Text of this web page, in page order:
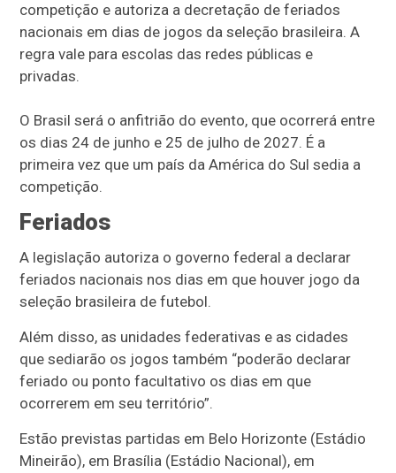
competição e autoriza a decretação de feriados
nacionais em dias de jogos da seleção brasileira. A
regra vale para escolas das redes públicas e
privadas.
O Brasil será o anfitrião do evento, que ocorrerá entre
os dias 24 de junho e 25 de julho de 2027. É a
primeira vez que um país da América do Sul sedia a
competição.
Feriados
A legislação autoriza o governo federal a declarar
feriados nacionais nos dias em que houver jogo da
seleção brasileira de futebol.
Além disso, as unidades federativas e as cidades
que sediarão os jogos também “poderão declarar
feriado ou ponto facultativo os dias em que
ocorrerem em seu território”.
Estão previstas partidas em Belo Horizonte (Estádio
Mineirão), em Brasília (Estádio Nacional), em